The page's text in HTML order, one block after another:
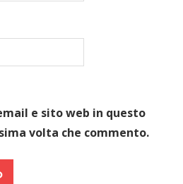
e sito web in questo
volta che commento.